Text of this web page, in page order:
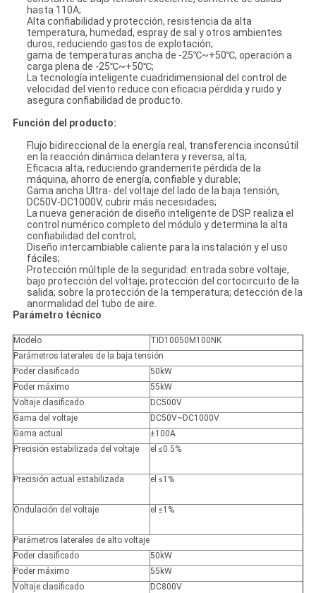
hasta 110A;
Alta confiabilidad y protección, resistencia da alta
temperatura, humedad, espray de sal y otros ambientes
duros, reduciendo gastos de explotación;
gama de temperaturas ancha de -25℃~+50℃, operación a
carga plena de -25℃~+50℃;
La tecnología inteligente cuadridimensional del control de
velocidad del viento reduce con eficacia pérdida y ruido y
asegura confiabilidad de producto.
Función del producto:
Flujo bidireccional de la energía real, transferencia inconsútil
en la reacción dinámica delantera y reversa, alta;
Eficacia alta, reduciendo grandemente pérdida de la
máquina, ahorro de energía, confiable y durable;
Gama ancha Ultra- del voltaje del lado de la baja tensión,
DC50V-DC1000V, cubrir más necesidades;
La nueva generación de diseño inteligente de DSP realiza el
control numérico completo del módulo y determina la alta
confiabilidad del control;
Diseño intercambiable caliente para la instalación y el uso
fáciles;
Protección múltiple de la seguridad: entrada sobre voltaje,
bajo protección del voltaje; protección del cortocircuito de la
salida; sobre la protección de la temperatura; detección de la
anormalidad del tubo de aire.
Parámetro técnico
Modelo
TID10050M100NK
Parámetros laterales de la baja tensión
Poder clasificado
50kW
Poder máximo
55kW
Voltaje clasificado
DC500V
Gama del voltaje
DC50V~DC1000V
Gama actual
±100A
Precisión estabilizada del voltaje
el ≤0.5%
Precisión actual estabilizada el ≤1%
Ondulación del voltaje el ≤1%
Parámetros laterales de alto voltaje
Poder clasificado
50kW
Poder máximo
55kW
Voltaje clasificado
DC800V